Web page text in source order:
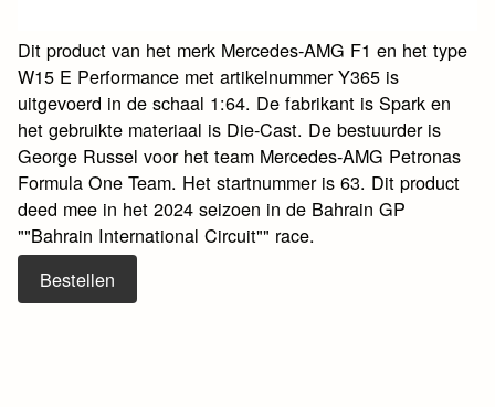
Dit product van het merk Mercedes-AMG F1 en het type
W15 E Performance met artikelnummer Y365 is
uitgevoerd in de schaal 1:64. De fabrikant is Spark en
het gebruikte materiaal is Die-Cast. De bestuurder is
George Russel voor het team Mercedes-AMG Petronas
Formula One Team. Het startnummer is 63. Dit product
deed mee in het 2024 seizoen in de Bahrain GP
""Bahrain International Circuit"" race.
Bestellen